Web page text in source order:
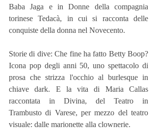
Baba Jaga e in Donne della compagnia
torinese Tedacà, in cui si racconta delle
conquiste della donna nel Novecento.
Storie di dive: Che fine ha fatto Betty Boop?
Icona pop degli anni 50, uno spettacolo di
prosa che strizza l'occhio al burlesque in
chiave dark. E la vita di Maria Callas
raccontata in Divina, del Teatro in
Trambusto di Varese, per mezzo del teatro
visuale: dalle marionette alla clownerie.